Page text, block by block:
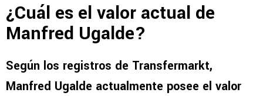
¿Cuál es el valor actual de
Manfred Ugalde?
Según los registros de Transfermarkt,
Manfred Ugalde actualmente posee el valor